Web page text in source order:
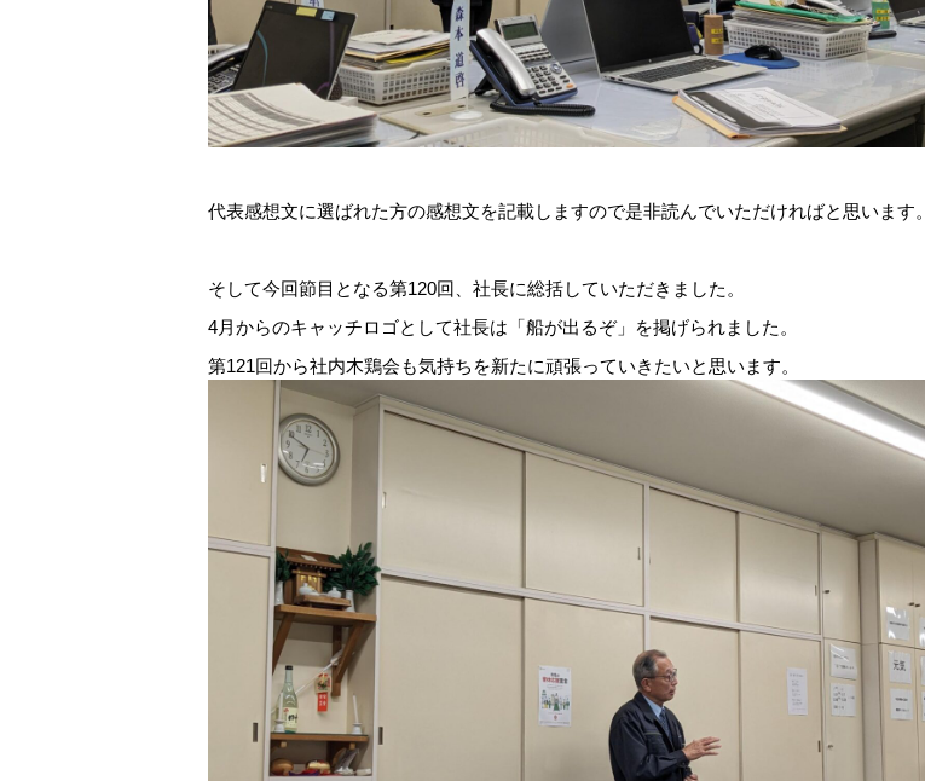
代表感想文に選ばれた方の感想文を記載しますので是非読んでいただければと思います。
そして今回節目となる第120回、社長に総括していただきました。
4月からのキャッチロゴとして社長は「船が出るぞ」を掲げられました。
第121回から社内木鶏会も気持ちを新たに頑張っていきたいと思います。